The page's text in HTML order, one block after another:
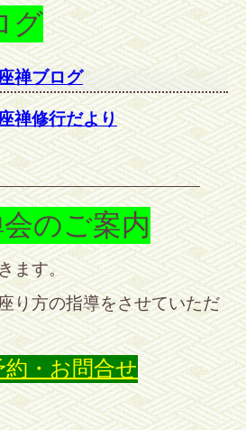
グ
禅ブログ
禅修行だより
のご案内
ます。
り方の指導をさせていただ
・お問合せ